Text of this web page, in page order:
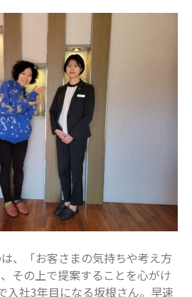
2024年6月
2024年5月
2024年4月
2024年3月
2024年2月
2024年1月
2023年12月
2023年11月
2023年10月
2023年9月
2023年8月
2023年6月
2023年5月
、「お客さまの気持ちや考え方
その上で提案することを心がけ
入社3年目になる坂根さん。早速